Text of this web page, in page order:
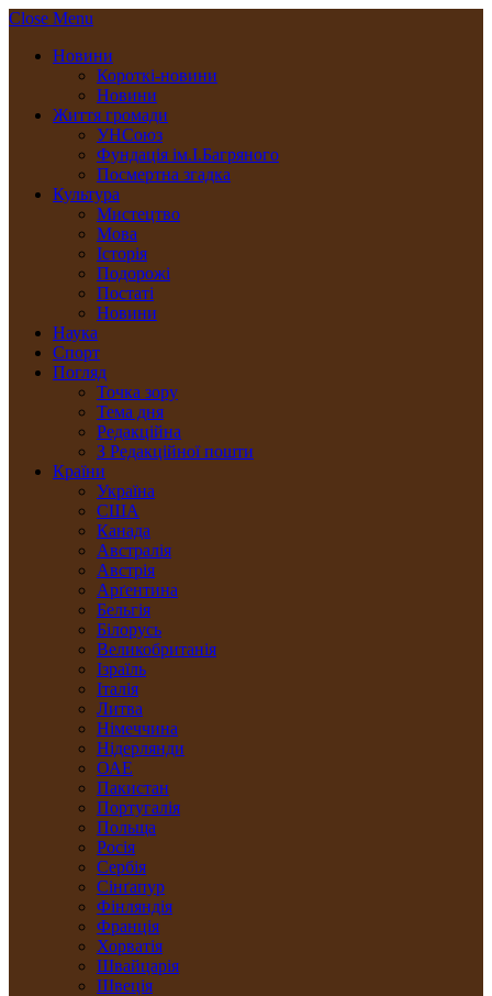
Close Menu
Новини
Короткі-новини
Новини
Життя громади
УНСоюз
Фундація ім.І.Багряного
Посмертна згадка
Культура
Мистецтво
Мова
Історія
Подорожі
Постаті
Новини
Наука
Спорт
Погляд
Точка зору
Тема дня
Редакційна
З Редакційної пошти
Країни
Україна
США
Канада
Австралія
Австрія
Арґентина
Бельгія
Білорусь
Великобританія
Ізраїль
Італія
Литва
Німеччина
Нідерлянди
ОАЕ
Пакистан
Португалія
Польща
Росія
Сербія
Сінґапур
Фінляндія
Франція
Хорватія
Швайцарія
Швеція